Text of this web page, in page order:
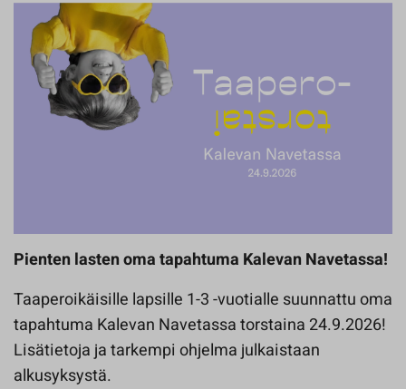
Pienten lasten oma tapahtuma Kalevan Navetassa!
Taaperoikäisille lapsille 1-3 -vuotialle suunnattu oma
tapahtuma Kalevan Navetassa torstaina 24.9.2026!
Lisätietoja ja tarkempi ohjelma julkaistaan
alkusyksystä.